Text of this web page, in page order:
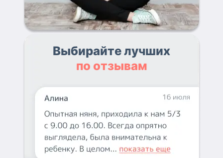
Выбирайте лучших
по отзывам